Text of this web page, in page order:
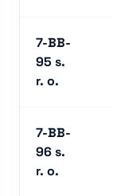
7-BB-
95 s.
r. o.
7-BB-
96 s.
r. o.